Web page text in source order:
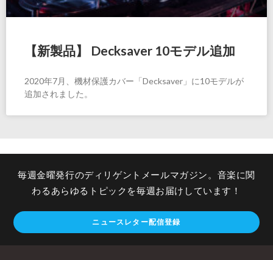
【新製品】 Decksaver 10モデル追加
2020年7月、機材保護カバー「Decksaver」に10モデルが
追加されました。
毎週金曜発行のディリゲントメールマガジン。音楽に関
わるあらゆるトピックを毎週お届けしています！
ニュースレター配信登録